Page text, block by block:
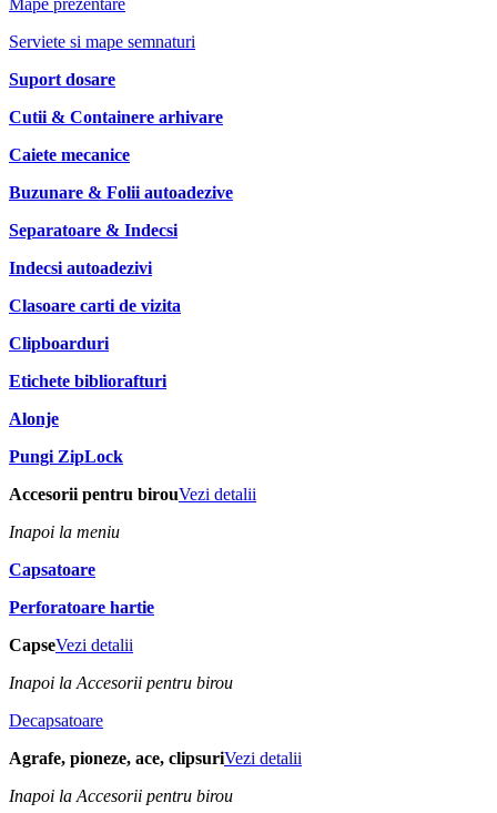
Mape prezentare
Serviete si mape semnaturi
Suport dosare
Cutii & Containere arhivare
Caiete mecanice
Buzunare & Folii autoadezive
Separatoare & Indecsi
Indecsi autoadezivi
Clasoare carti de vizita
Clipboarduri
Etichete bibliorafturi
Alonje
Pungi ZipLock
Accesorii pentru birouVezi detalii
Inapoi la meniu
Capsatoare
Perforatoare hartie
CapseVezi detalii
Inapoi la Accesorii pentru birou
Decapsatoare
Agrafe, pioneze, ace, clipsuriVezi detalii
Inapoi la Accesorii pentru birou